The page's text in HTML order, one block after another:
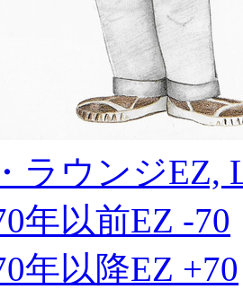
ラウンジEZ,
年以前EZ -70
年以降EZ +70